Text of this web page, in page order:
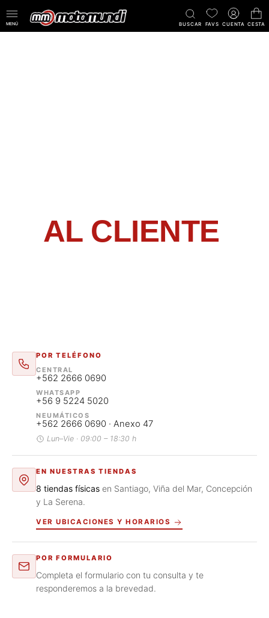
MENÚ BUSCAR FAVS CUENTA CESTA
AL CLIENTE
POR TELÉFONO
CENTRAL
+562 2666 0690
WHATSAPP
+56 9 5224 5020
NEUMÁTICOS
+562 2666 0690 · Anexo 47
Lun–Vie · 09:00 – 18:30 h
EN NUESTRAS TIENDAS
8 tiendas físicas en Santiago, Viña del Mar, Concepción
y La Serena.
VER UBICACIONES Y HORARIOS
POR FORMULARIO
Completa el formulario con tu consulta y te
responderemos a la brevedad.